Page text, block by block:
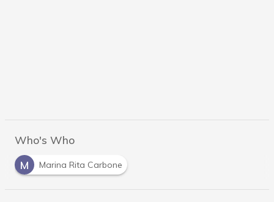
Who's Who
M
Marina Rita Carbone